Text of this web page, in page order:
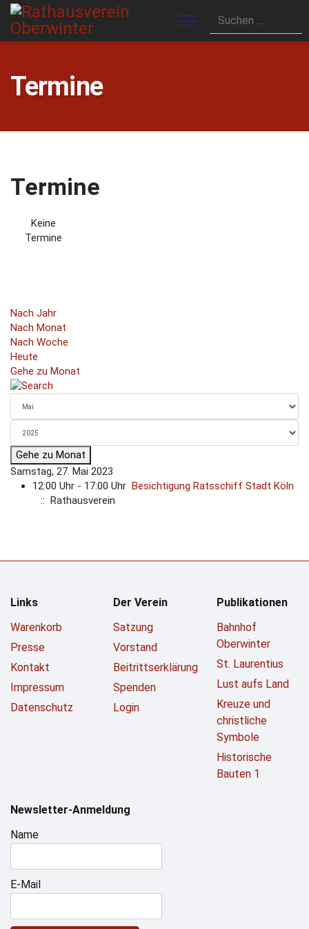
Termine
Termine
Keine
Termine
Nach Jahr
Nach Monat
Nach Woche
Heute
Gehe zu Monat
Gehe zu Monat
Samstag, 27. Mai 2023
12:00 Uhr - 17:00 Uhr Besichtigung Ratsschiff Stadt Köln
:: Rathausverein
Links
Warenkorb
Presse
Kontakt
Impressum
Datenschutz
Der Verein
Satzung
Vorstand
Beitrittserklärung
Spenden
Login
Publikationen
Bahnhof
Oberwinter
St. Laurentius
Lust aufs Land
Kreuze und
christliche
Symbole
Historische
Bauten 1
Newsletter-Anmeldung
Name
E-Mail